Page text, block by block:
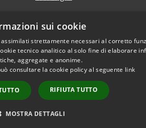
Informative Privacy
Copyright © 2026 •
sui cookie
strettamente necessari al corretto
tecnico analitico al solo fine di elaborare
aggregate e anonime.
consultare la cookie policy al seguente link
RIFIUTA TUTTO
MOSTRA DETTAGLI